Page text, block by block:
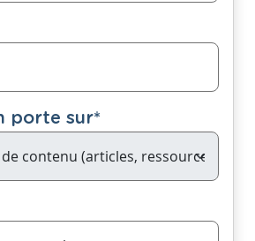
porte sur*